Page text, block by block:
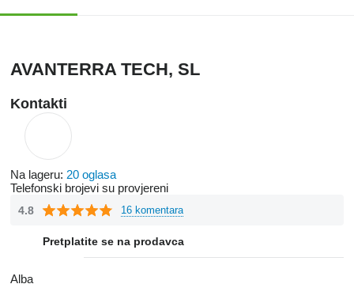
AVANTERRA TECH, SL
Kontakti
Na lageru: 20 oglasa
Telefonski brojevi su provjereni
4.8 16 komentara
Pretplatite se na prodavca
Alba